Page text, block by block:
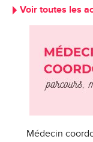
Voir toutes les
Médecin